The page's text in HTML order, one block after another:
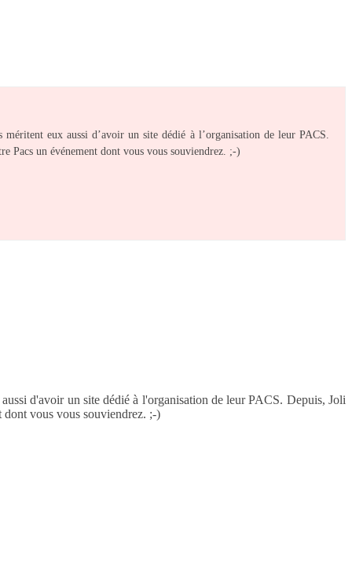
eux aussi d’avoir un site dédié à l’organisation de leur PACS.
Pacs un événement dont vous vous souviendrez. ;-)
d'avoir un site dédié à l'organisation de leur PACS. Depuis, Joli
dont vous vous souviendrez. ;-)